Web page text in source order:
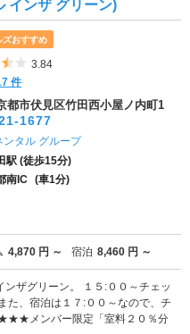
インザ グリーン)
ズおすすめ
5つ星のうち3.5
3.84
件
都市伏見区竹田西小屋ノ内町1
1677
ンタル グループ
駅 (徒歩15分)
南IC (車1分)
4,870 円 ～ 宿泊 8,460 円 ～
ザグリーン。 １５:００～チェッ
た、宿泊は１７:００～なので、チ
★★★メンバー限定「室料２０％分